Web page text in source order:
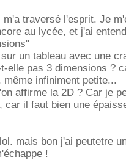
traversé l'esprit. Je
au lycée, et j'ai
un tableau avec une
elle pas 3 dimensions ?
même infiniment petite...
affirme la 2D ? Car je
car il faut bien une
mais bon j'ai peutetre
!